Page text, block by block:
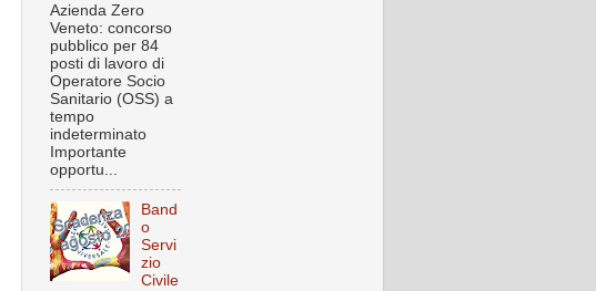
Azienda Zero
Veneto: concorso
pubblico per 84
posti di lavoro di
Operatore Socio
Sanitario (OSS) a
tempo
indeterminato
Importante
opportu...
Band
o
Servi
zio
Civile